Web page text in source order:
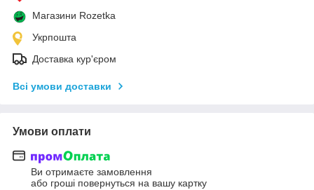
Магазини Rozetka
Укрпошта
Доставка кур'єром
Всі умови доставки
Умови оплати
Ви отримаєте замовлення
або гроші повернуться на вашу картку